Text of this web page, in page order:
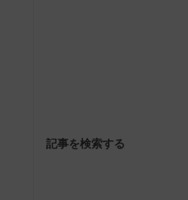
記事を検索する